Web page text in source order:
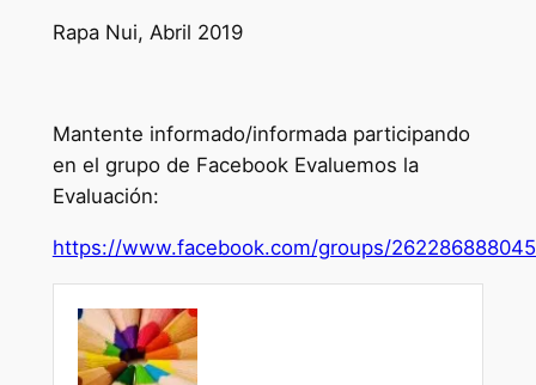
Rapa Nui, Abril 2019
Mantente informado/informada participando
en el grupo de Facebook Evaluemos la
Evaluación:
https://www.facebook.com/groups/